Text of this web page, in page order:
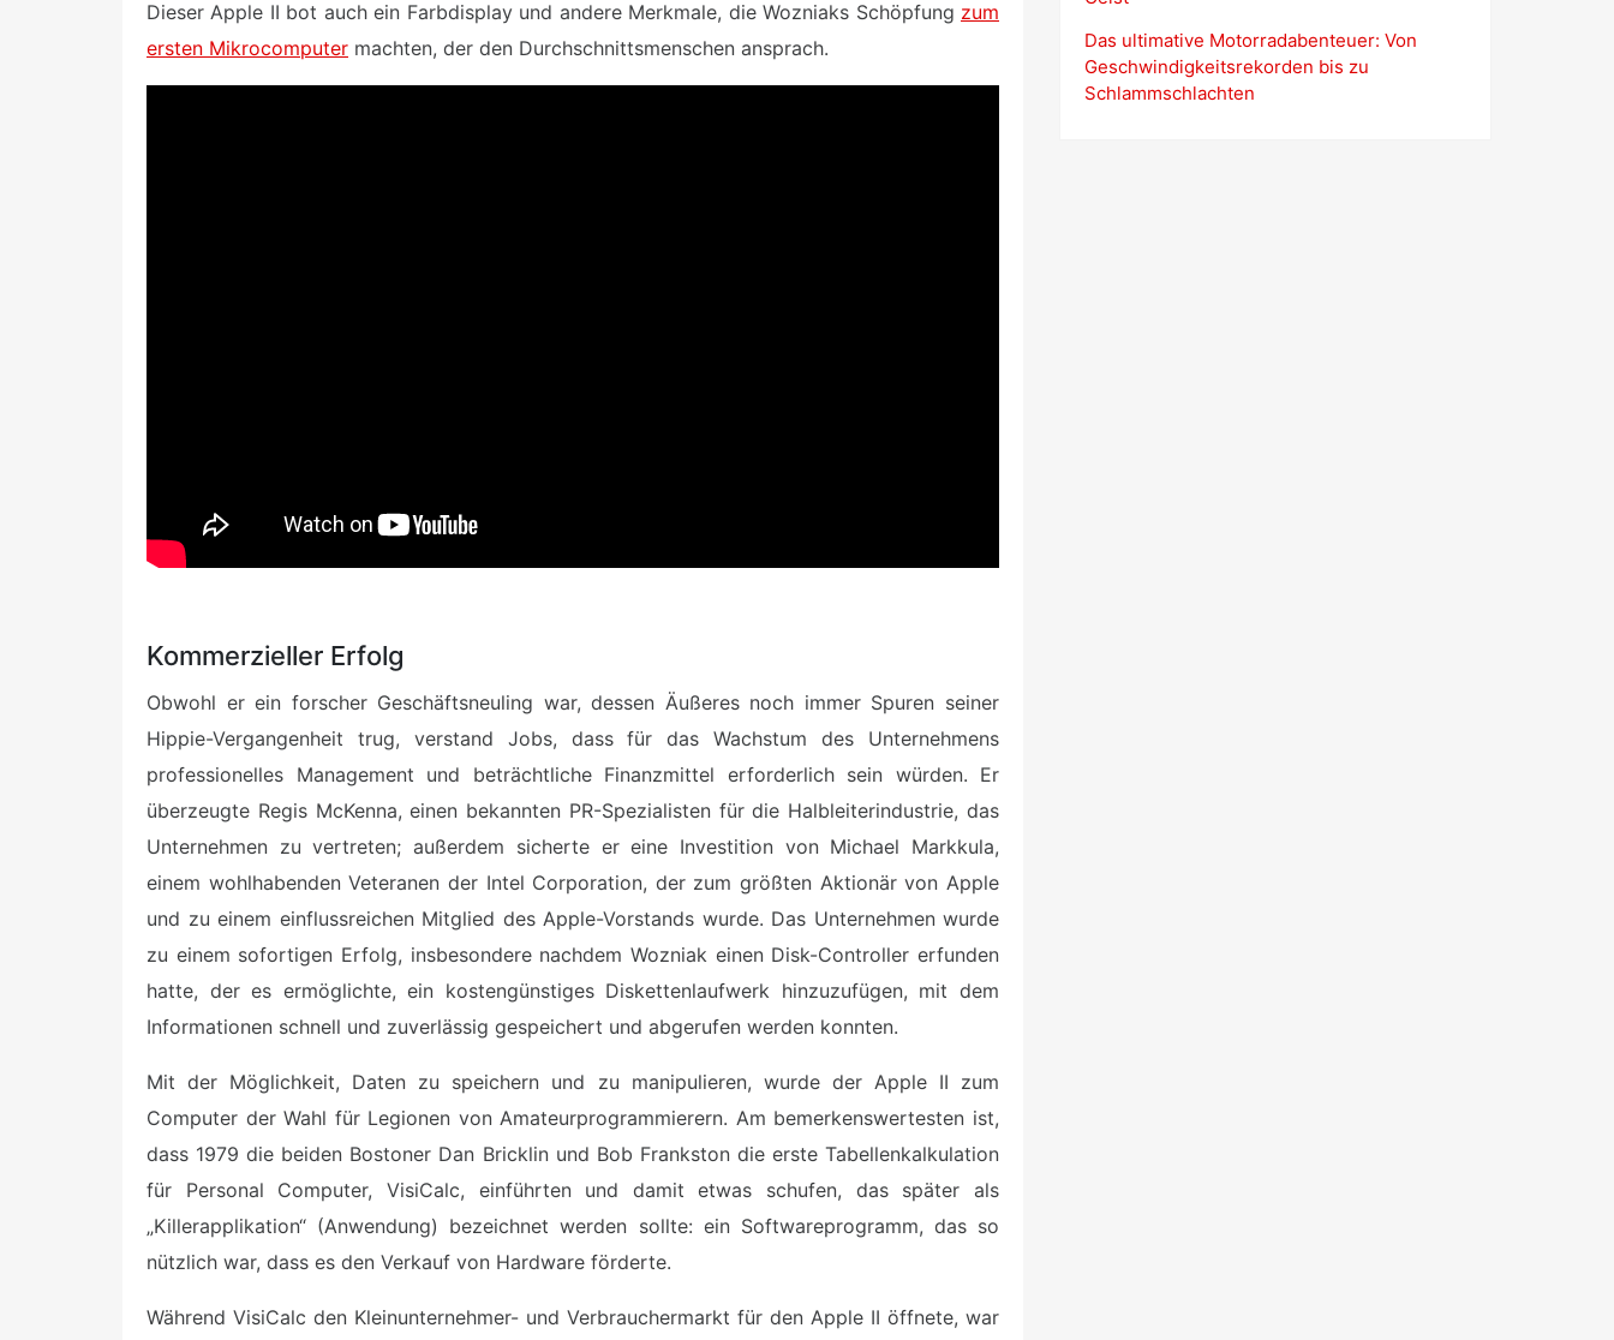
Dieser Apple II bot auch ein Farbdisplay und andere Merkmale, die Wozniaks Schöpfung zum
ersten Mikrocomputer machten, der den Durchschnittsmenschen ansprach.
Kommerzieller Erfolg
Obwohl er ein forscher Geschäftsneuling war, dessen Äußeres noch immer Spuren seiner
Hippie-Vergangenheit trug, verstand Jobs, dass für das Wachstum des Unternehmens
professionelles Management und beträchtliche Finanzmittel erforderlich sein würden. Er
überzeugte Regis McKenna, einen bekannten PR-Spezialisten für die Halbleiterindustrie, das
Unternehmen zu vertreten; außerdem sicherte er eine Investition von Michael Markkula,
einem wohlhabenden Veteranen der Intel Corporation, der zum größten Aktionär von Apple
und zu einem einflussreichen Mitglied des Apple-Vorstands wurde. Das Unternehmen wurde
zu einem sofortigen Erfolg, insbesondere nachdem Wozniak einen Disk-Controller erfunden
hatte, der es ermöglichte, ein kostengünstiges Diskettenlaufwerk hinzuzufügen, mit dem
Informationen schnell und zuverlässig gespeichert und abgerufen werden konnten.
Mit der Möglichkeit, Daten zu speichern und zu manipulieren, wurde der Apple II zum
Computer der Wahl für Legionen von Amateurprogrammierern. Am bemerkenswertesten ist,
dass 1979 die beiden Bostoner Dan Bricklin und Bob Frankston die erste Tabellenkalkulation
für Personal Computer, VisiCalc, einführten und damit etwas schufen, das später als
„Killerapplikation“ (Anwendung) bezeichnet werden sollte: ein Softwareprogramm, das so
nützlich war, dass es den Verkauf von Hardware förderte.
Während VisiCalc den Kleinunternehmer- und Verbrauchermarkt für den Apple II öffnete, war
Das ultimative Motorradabenteuer: Von
Geschwindigkeitsrekorden bis zu
Schlammschlachten